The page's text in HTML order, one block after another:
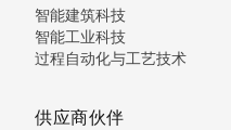
智能建筑科技
智能工业科技
过程自动化与工艺技术
供应商伙伴